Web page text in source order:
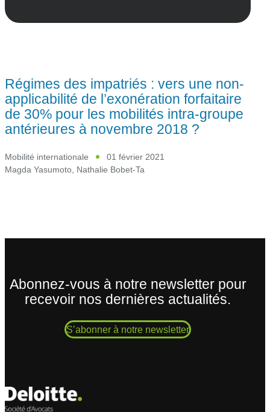
Régimes des impatriés : vers une non-
applicabilité de l’exonération forfaitaire
de 30% pour les mobilités intra-groupe
antérieures à novembre 2018 ?
Mobilité internationale
01 février 2021
Magda Yasumoto, Nathalie Bobet-Ta
Abonnez-vous à notre newsletter pour
recevoir nos dernières actualités.
S’abonner à notre newsletter